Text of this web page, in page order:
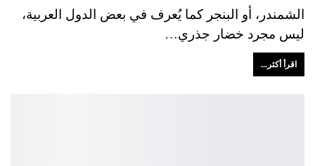
الشمندر، أو البنجر كما يُعرف في بعض الدول العربية،
ليس مجرد خضار جذري…
اقرأ أكثر...